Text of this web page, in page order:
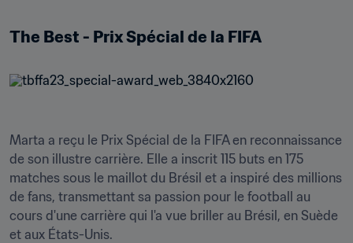
The Best - Prix Spécial de la FIFA
Marta a reçu le Prix Spécial de la FIFA en reconnaissance
de son illustre carrière. Elle a inscrit 115 buts en 175
matches sous le maillot du Brésil et a inspiré des millions
de fans, transmettant sa passion pour le football au
cours d'une carrière qui l'a vue briller au Brésil, en Suède
et aux États-Unis.